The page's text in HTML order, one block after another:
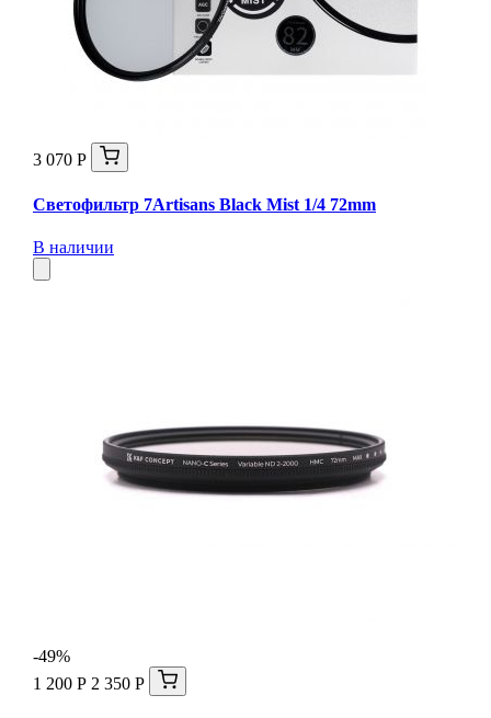
3 070 Р
Светофильтр 7Artisans Black Mist 1/4 72mm
В наличии
-49%
1 200 Р 2 350 Р